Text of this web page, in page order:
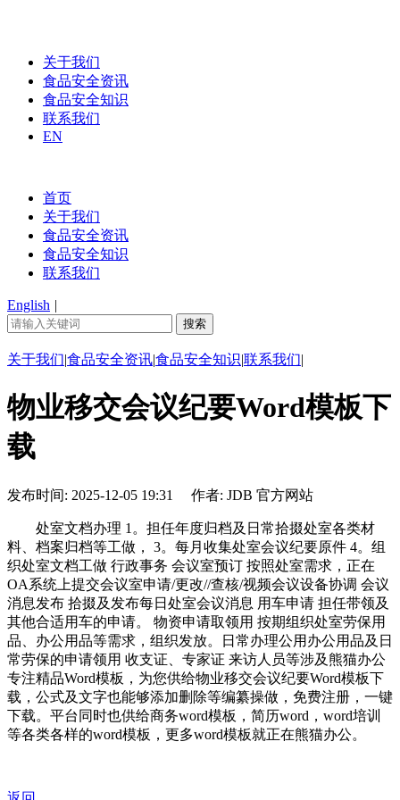
关于我们
食品安全资讯
食品安全知识
联系我们
EN
首页
关于我们
食品安全资讯
食品安全知识
联系我们
English |
关于我们|食品安全资讯|食品安全知识|联系我们|
物业移交会议纪要Word模板下
载
发布时间: 2025-12-05 19:31 作者: JDB 官方网站
处室文档办理 1。担任年度归档及日常拾掇处室各类材
料、档案归档等工做， 3。每月收集处室会议纪要原件 4。组
织处室文档工做 行政事务 会议室预订 按照处室需求，正在
OA系统上提交会议室申请/更改//查核/视频会议设备协调 会议
消息发布 拾掇及发布每日处室会议消息 用车申请 担任带领及
其他合适用车的申请。 物资申请取领用 按期组织处室劳保用
品、办公用品等需求，组织发放。日常办理公用办公用品及日
常劳保的申请领用 收支证、专家证 来访人员等涉及熊猫办公
专注精品Word模板，为您供给物业移交会议纪要Word模板下
载，公式及文字也能够添加删除等编纂操做，免费注册，一键
下载。平台同时也供给商务word模板，简历word，word培训
等各类各样的word模板，更多word模板就正在熊猫办公。